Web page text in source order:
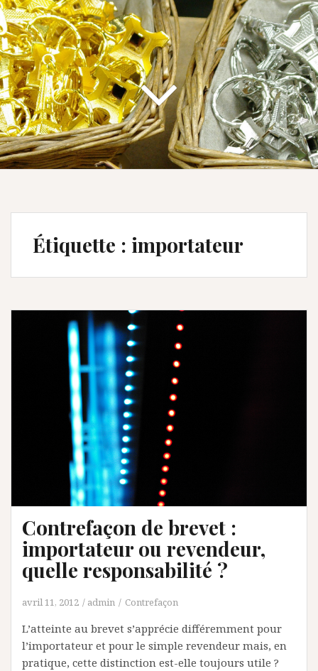
Étiquette : importateur
Contrefaçon de brevet :
importateur ou revendeur,
quelle responsabilité ?
avril 11, 2012 admin Contrefaçon
L’atteinte au brevet s’apprécie différemment pour
l’importateur et pour le simple revendeur mais, en
pratique, cette distinction est-elle toujours utile ?